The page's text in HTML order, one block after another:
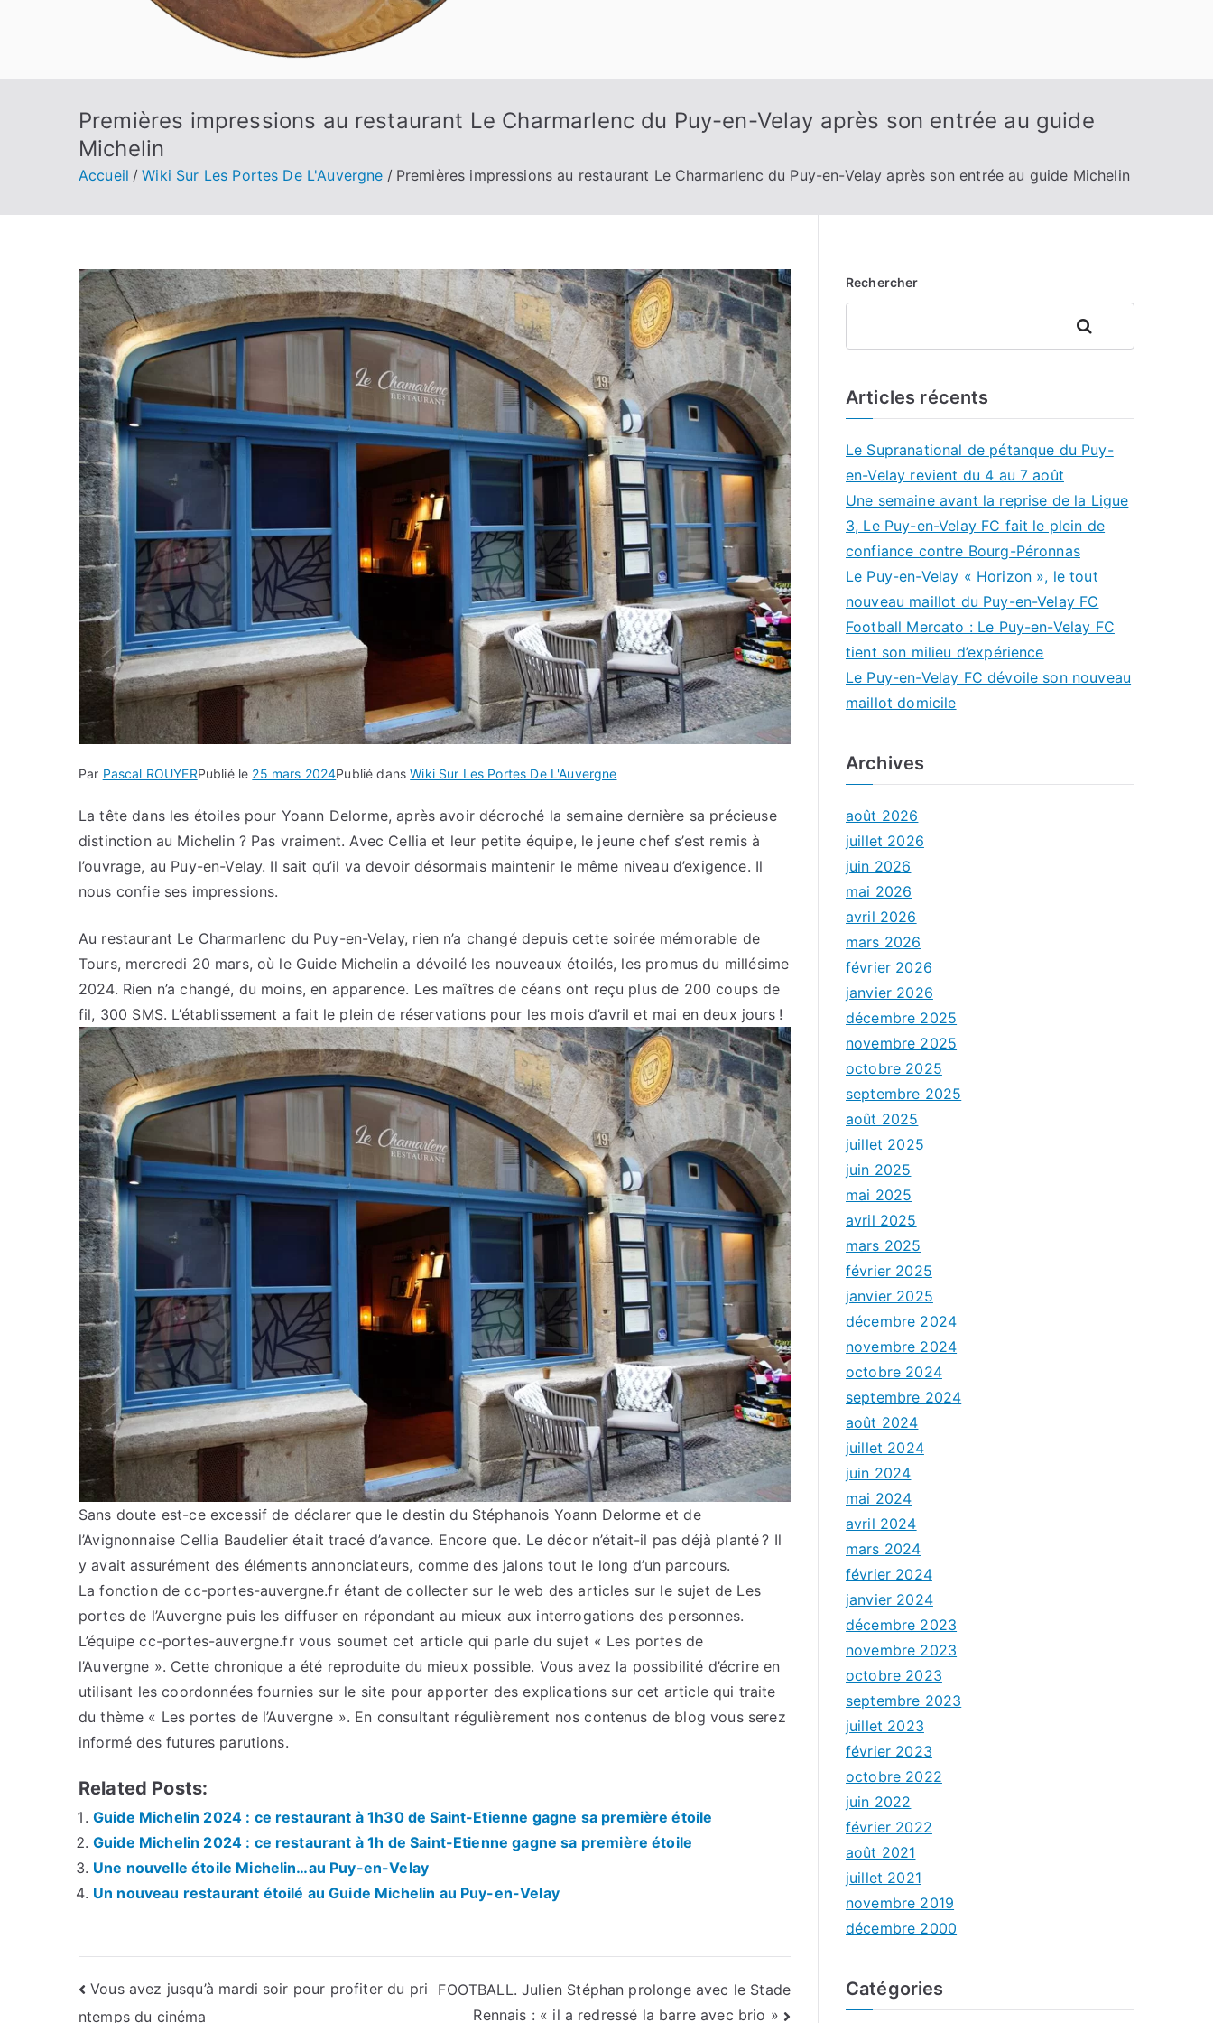
Premières impressions au restaurant Le Charmarlenc du Puy-en-Velay après son entrée au guide
Michelin
Accueil Wiki Sur Les Portes De L'Auvergne Premières impressions au restaurant Le Charmarlenc du Puy-en-Velay après son entrée au guide Michelin
Par Pascal ROUYERPublié le 25 mars 2024Publié dansWiki Sur Les Portes De L'Auvergne
La tête dans les étoiles pour Yoann Delorme, après avoir décroché la semaine dernière sa précieuse
distinction au Michelin ? Pas vraiment. Avec Cellia et leur petite équipe, le jeune chef s’est remis à
l’ouvrage, au Puy-en-Velay. Il sait qu’il va devoir désormais maintenir le même niveau d’exigence. Il
nous confie ses impressions.
Au restaurant Le Charmarlenc du Puy-en-Velay, rien n’a changé depuis cette soirée mémorable de
Tours, mercredi 20 mars, où le Guide Michelin a dévoilé les nouveaux étoilés, les promus du millésime
2024. Rien n’a changé, du moins, en apparence. Les maîtres de céans ont reçu plus de 200 coups de
fil, 300 SMS. L’établissement a fait le plein de réservations pour les mois d’avril et mai en deux jours !
Sans doute est-ce excessif de déclarer que le destin du Stéphanois Yoann Delorme et de
l’Avignonnaise Cellia Baudelier était tracé d’avance. Encore que. Le décor n’était-il pas déjà planté ? Il
y avait assurément des éléments annonciateurs, comme des jalons tout le long d’un parcours.
La fonction de cc-portes-auvergne.fr étant de collecter sur le web des articles sur le sujet de Les
portes de l’Auvergne puis les diffuser en répondant au mieux aux interrogations des personnes.
L’équipe cc-portes-auvergne.fr vous soumet cet article qui parle du sujet « Les portes de
l’Auvergne ». Cette chronique a été reproduite du mieux possible. Vous avez la possibilité d’écrire en
utilisant les coordonnées fournies sur le site pour apporter des explications sur cet article qui traite
du thème « Les portes de l’Auvergne ». En consultant régulièrement nos contenus de blog vous serez
informé des futures parutions.
Related Posts:
Guide Michelin 2024 : ce restaurant à 1h30 de Saint-Etienne gagne sa première étoile
Guide Michelin 2024 : ce restaurant à 1h de Saint-Etienne gagne sa première étoile
Une nouvelle étoile Michelin…au Puy-en-Velay
Un nouveau restaurant étoilé au Guide Michelin au Puy-en-Velay
Navigation
Vous avez jusqu’à mardi soir pour profiter du pri
ntemps du cinéma
FOOTBALL. Julien Stéphan prolonge avec le Stade
Rennais : « il a redressé la barre avec brio »
Rechercher
Rechercher
Articles récents
Le Supranational de pétanque du Puy-
en-Velay revient du 4 au 7 août
Une semaine avant la reprise de la Ligue
3, Le Puy-en-Velay FC fait le plein de
confiance contre Bourg-Péronnas
Le Puy-en-Velay « Horizon », le tout
nouveau maillot du Puy-en-Velay FC
Football Mercato : Le Puy-en-Velay FC
tient son milieu d’expérience
Le Puy-en-Velay FC dévoile son nouveau
maillot domicile
Archives
août 2026
juillet 2026
juin 2026
mai 2026
avril 2026
mars 2026
février 2026
janvier 2026
décembre 2025
novembre 2025
octobre 2025
septembre 2025
août 2025
juillet 2025
juin 2025
mai 2025
avril 2025
mars 2025
février 2025
janvier 2025
décembre 2024
novembre 2024
octobre 2024
septembre 2024
août 2024
juillet 2024
juin 2024
mai 2024
avril 2024
mars 2024
février 2024
janvier 2024
décembre 2023
novembre 2023
octobre 2023
septembre 2023
juillet 2023
février 2023
octobre 2022
juin 2022
février 2022
août 2021
juillet 2021
novembre 2019
décembre 2000
Catégories